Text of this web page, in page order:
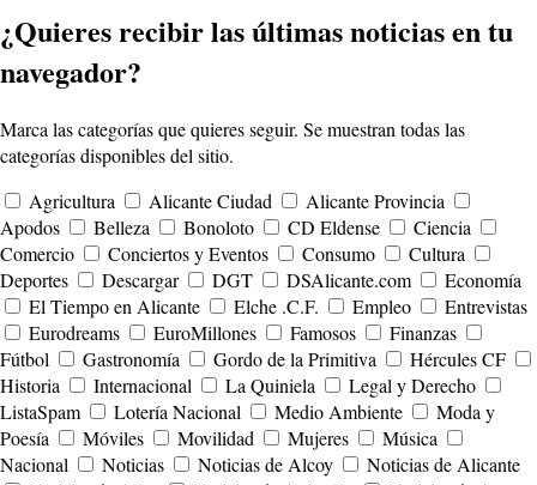
¿Quieres recibir las últimas noticias en tu
navegador?
Marca las categorías que quieres seguir. Se muestran todas las
categorías disponibles del sitio.
Agricultura
Alicante Ciudad
Alicante Provincia
Apodos
Belleza Bonoloto CD Eldense
Ciencia
Comercio
Conciertos y Eventos Consumo
Cultura
Deportes
Descargar DGT DSAlicante.com
Economía
El Tiempo en Alicante
Elche .C.F. Empleo
Entrevistas
Eurodreams
EuroMillones Famosos
Finanzas
Fútbol
Gastronomía Gordo de la Primitiva
Hércules CF
Historia
Internacional La Quiniela
Legal y Derecho
ListaSpam
Lotería Nacional Medio Ambiente
Moda y
Poesía
Móviles Movilidad Mujeres
Música
Nacional
Noticias Noticias de Alcoy
Noticias de Alicante